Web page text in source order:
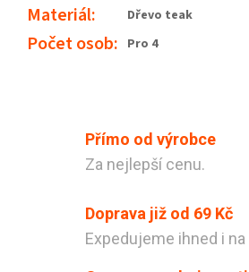
Přímo od výrobce
Za nejlepší cenu.
Doprava již od 69 Kč
Expedujeme ihned i
Materiál: Dřevo teak
Počet osob: Pro 4